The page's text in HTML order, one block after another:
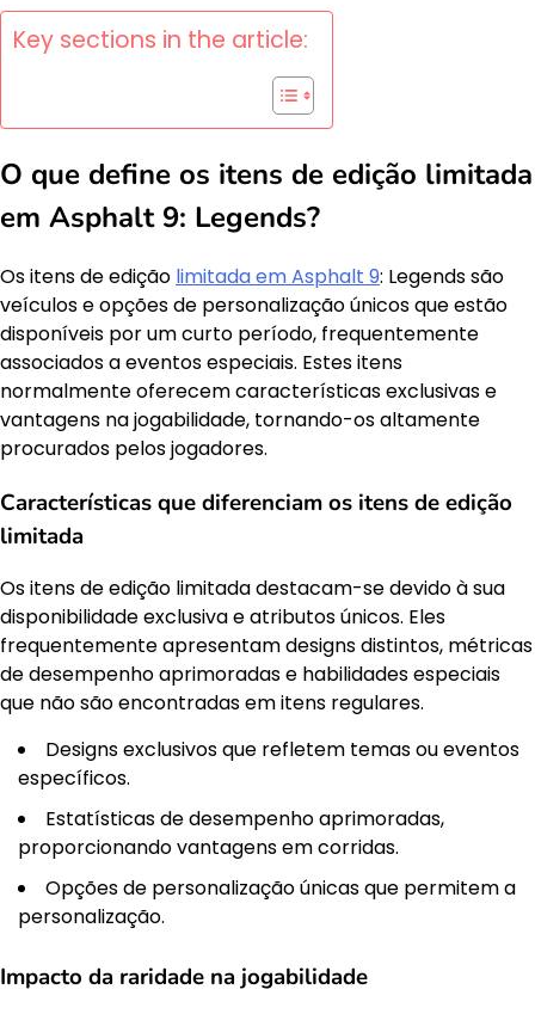
Key sections in the article:
O que define os itens de edição limitada
em Asphalt 9: Legends?
Os itens de edição limitada em Asphalt 9: Legends são
veículos e opções de personalização únicos que estão
disponíveis por um curto período, frequentemente
associados a eventos especiais. Estes itens
normalmente oferecem características exclusivas e
vantagens na jogabilidade, tornando-os altamente
procurados pelos jogadores.
Características que diferenciam os itens de edição
limitada
Os itens de edição limitada destacam-se devido à sua
disponibilidade exclusiva e atributos únicos. Eles
frequentemente apresentam designs distintos, métricas
de desempenho aprimoradas e habilidades especiais
que não são encontradas em itens regulares.
Designs exclusivos que refletem temas ou eventos
específicos.
Estatísticas de desempenho aprimoradas,
proporcionando vantagens em corridas.
Opções de personalização únicas que permitem a
personalização.
Impacto da raridade na jogabilidade